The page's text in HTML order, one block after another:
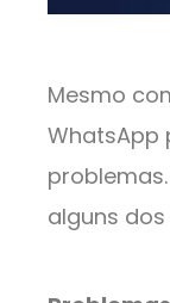
Mesmo
WhatsApp
alguns